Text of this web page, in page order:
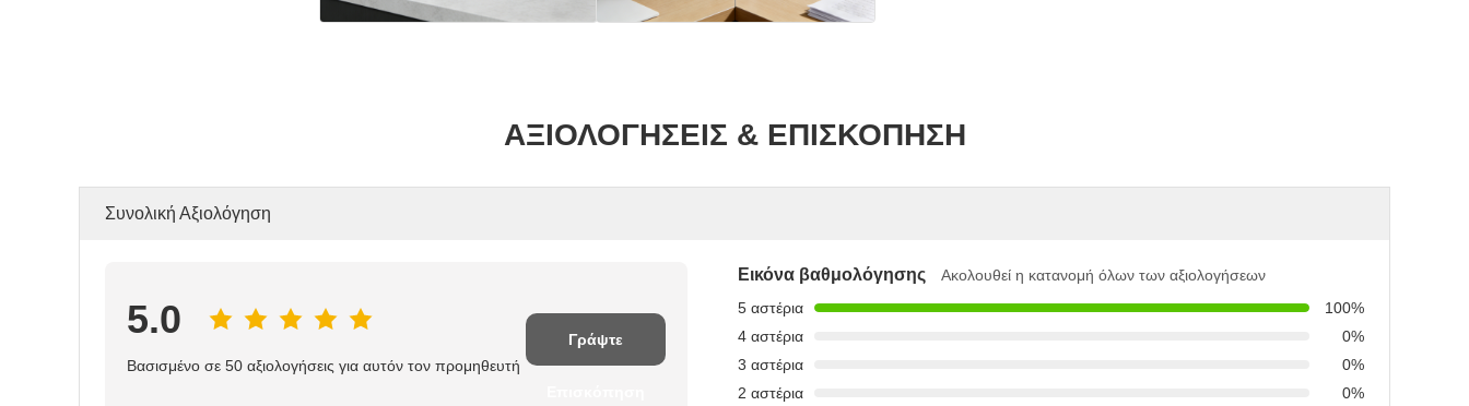
ΑΞΙΟΛΟΓΉΣΕΙΣ & ΕΠΙΣΚΌΠΗΣΗ
Συνολική Αξιολόγηση
5.0
Βασισμένο σε 50 αξιολογήσεις για αυτόν τον προμηθευτή
Γράψτε
Εικόνα βαθμολόγησης
Ακολουθεί η κατανομή όλων των αξιολογήσεων
5 αστέρια
100%
4 αστέρια
0%
3 αστέρια
0%
2 αστέρια
0%